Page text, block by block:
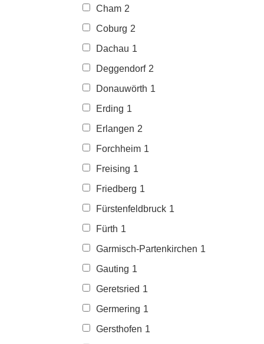
Cham 2
Coburg 2
Dachau 1
Deggendorf 2
Donauwörth 1
Erding 1
Erlangen 2
Forchheim 1
Freising 1
Friedberg 1
Fürstenfeldbruck 1
Fürth 1
Garmisch-Partenkirchen 1
Gauting 1
Geretsried 1
Germering 1
Gersthofen 1